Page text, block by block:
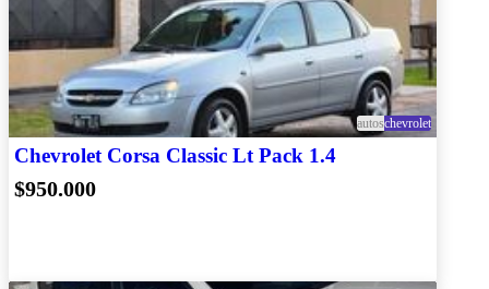
autoschevrolet
Chevrolet Corsa Classic Lt Pack 1.4
$950.000